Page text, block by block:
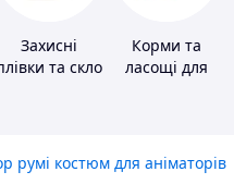
Захисні
та скло
Корми та
ласощі для
румі костюм для аніматорів